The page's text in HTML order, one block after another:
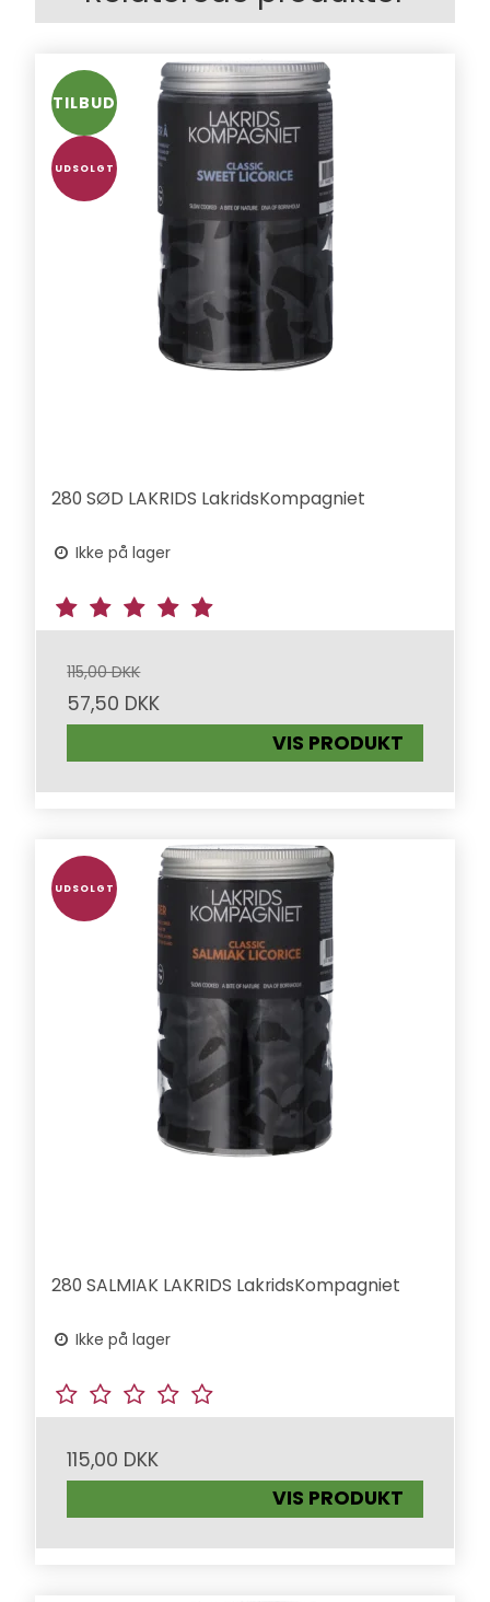
TILBUD
UDSOLGT
280 SØD LAKRIDS LakridsKompagniet
Ikke på lager
115,00 DKK
57,50 DKK
VIS PRODUKT
UDSOLGT
280 SALMIAK LAKRIDS LakridsKompagniet
Ikke på lager
115,00 DKK
VIS PRODUKT